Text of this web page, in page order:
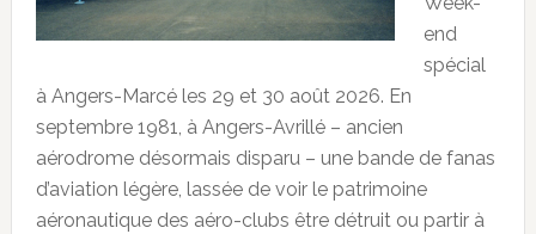
end
spécial
à Angers-Marcé les 29 et 30 août 2026. En
septembre 1981, à Angers-Avrillé – ancien
aérodrome désormais disparu – une bande de fanas
d’aviation légère, lassée de voir le patrimoine
aéronautique des aéro-clubs être détruit ou partir à